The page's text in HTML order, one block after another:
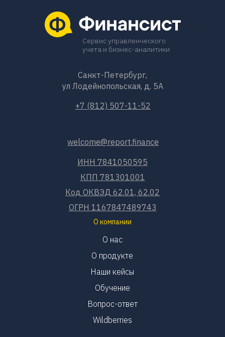
Сервис управленческого
учета и бизнес-аналитики
О компании
+7 (812) 507-11-52
Санкт-Петербург,
ул Лодейнопольская, д. 5А
welcome@report.finance
О нас
О продукте
Наши кейсы
Обучение
Вопрос-ответ
Wildberries
ИНН 7841050595
КПП 781301001
Код ОКВЭД 62.01, 62.02
ОГРН 1167847489743